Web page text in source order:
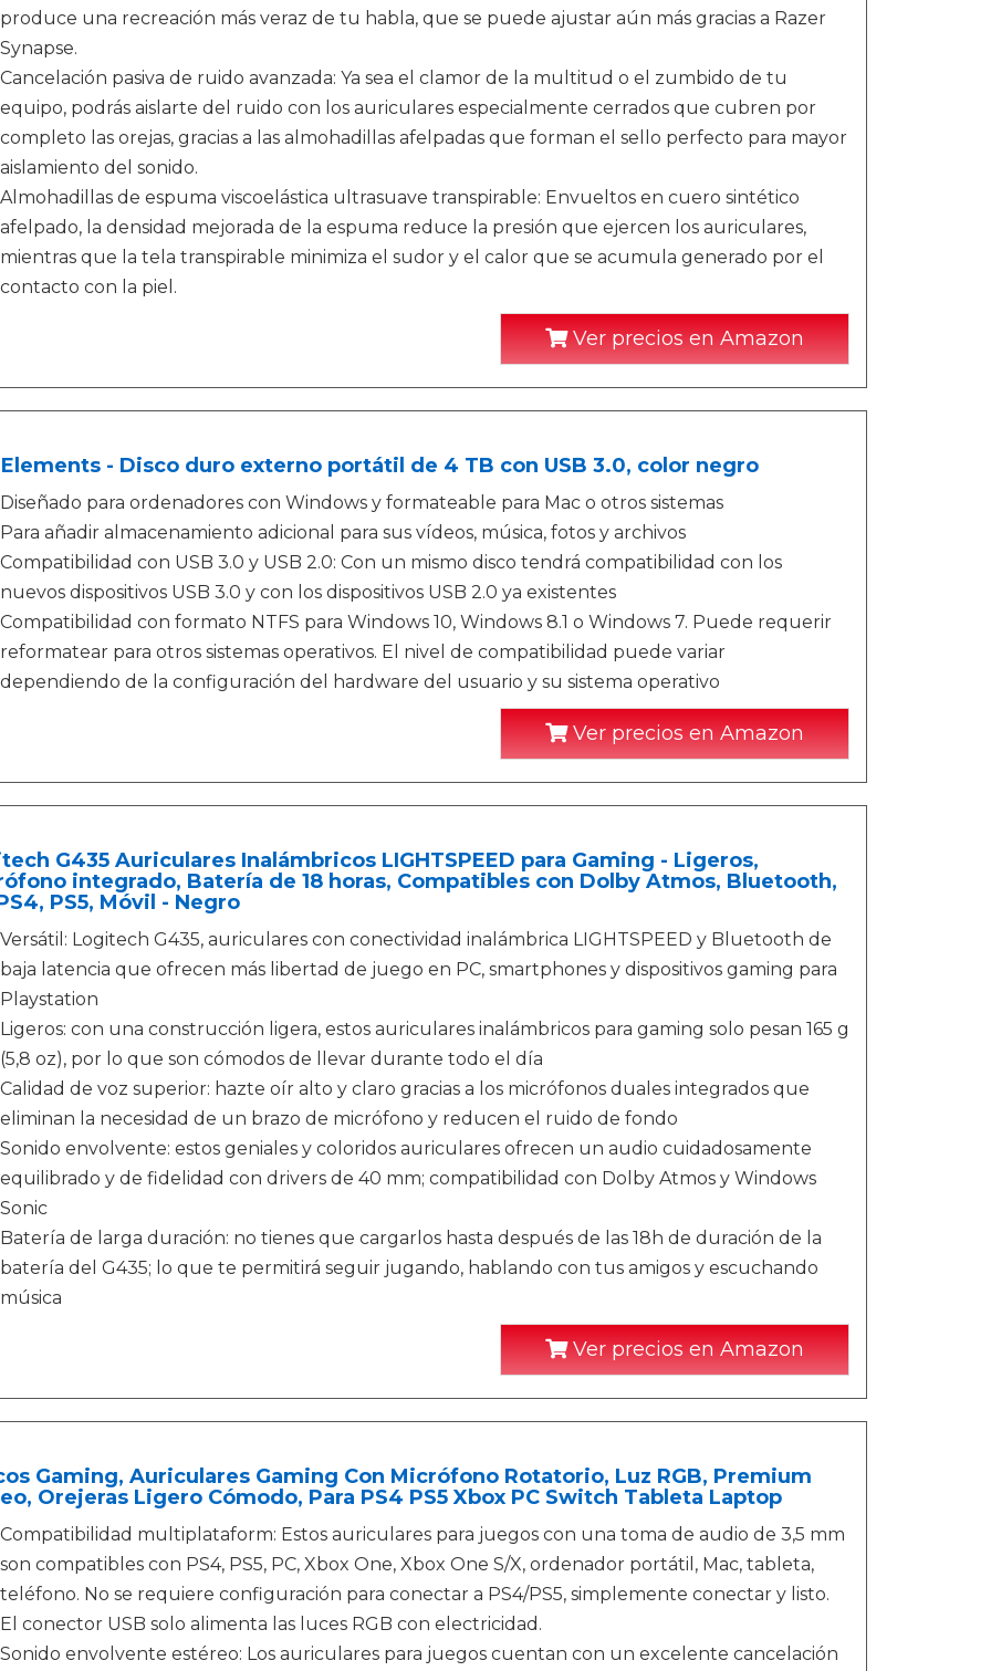
produce una recreación más veraz de tu habla, que se puede ajustar aún más gracias a Razer
Synapse.
Cancelación pasiva de ruido avanzada: Ya sea el clamor de la multitud o el zumbido de tu
equipo, podrás aislarte del ruido con los auriculares especialmente cerrados que cubren por
completo las orejas, gracias a las almohadillas afelpadas que forman el sello perfecto para mayor
aislamiento del sonido.
Almohadillas de espuma viscoelástica ultrasuave transpirable: Envueltos en cuero sintético
afelpado, la densidad mejorada de la espuma reduce la presión que ejercen los auriculares,
mientras que la tela transpirable minimiza el sudor y el calor que se acumula generado por el
contacto con la piel.
Ver precios en Amazon
- Disco duro externo portátil de 4 TB con USB 3.0, color negro
Diseñado para ordenadores con Windows y formateable para Mac o otros sistemas
Para añadir almacenamiento adicional para sus vídeos, música, fotos y archivos
Compatibilidad con USB 3.0 y USB 2.0: Con un mismo disco tendrá compatibilidad con los
nuevos dispositivos USB 3.0 y con los dispositivos USB 2.0 ya existentes
Compatibilidad con formato NTFS para Windows 10, Windows 8.1 o Windows 7. Puede requerir
reformatear para otros sistemas operativos. El nivel de compatibilidad puede variar
dependiendo de la configuración del hardware del usuario y su sistema operativo
Ver precios en Amazon
G435 Auriculares Inalámbricos LIGHTSPEED para Gaming - Ligeros,
integrado, Batería de 18 horas, Compatibles con Dolby Atmos, Bluetooth,
PS5, Móvil - Negro
Versátil: Logitech G435, auriculares con conectividad inalámbrica LIGHTSPEED y Bluetooth de
baja latencia que ofrecen más libertad de juego en PC, smartphones y dispositivos gaming para
Playstation
Ligeros: con una construcción ligera, estos auriculares inalámbricos para gaming solo pesan 165 g
(5,8 oz), por lo que son cómodos de llevar durante todo el día
Calidad de voz superior: hazte oír alto y claro gracias a los micrófonos duales integrados que
eliminan la necesidad de un brazo de micrófono y reducen el ruido de fondo
Sonido envolvente: estos geniales y coloridos auriculares ofrecen un audio cuidadosamente
equilibrado y de fidelidad con drivers de 40 mm; compatibilidad con Dolby Atmos y Windows
Sonic
Batería de larga duración: no tienes que cargarlos hasta después de las 18h de duración de la
batería del G435; lo que te permitirá seguir jugando, hablando con tus amigos y escuchando
música
Ver precios en Amazon
Gaming, Auriculares Gaming Con Micrófono Rotatorio, Luz RGB, Premium
Orejeras Ligero Cómodo, Para PS4 PS5 Xbox PC Switch Tableta Laptop
Compatibilidad multiplataform: Estos auriculares para juegos con una toma de audio de 3,5 mm
son compatibles con PS4, PS5, PC, Xbox One, Xbox One S/X, ordenador portátil, Mac, tableta,
teléfono. No se requiere configuración para conectar a PS4/PS5, simplemente conectar y listo.
El conector USB solo alimenta las luces RGB con electricidad.
Sonido envolvente estéreo: Los auriculares para juegos cuentan con un excelente cancelación